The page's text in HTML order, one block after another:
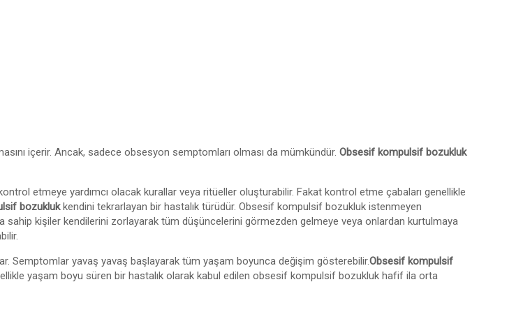
içerir. Ancak, sadece obsesyon semptomları olması da mümkündür.Obsesif kompulsif bozukluk
etmeye yardımcı olacak kurallar veya ritüeller oluşturabilir. Fakat kontrol etme çabaları genellikle
bozuklukkendini tekrarlayan bir hastalık türüdür. Obsesif kompulsif bozukluk istenmeyen
sahip kişiler kendilerini zorlayarak tüm düşüncelerini görmezden gelmeye veya onlardan kurtulmaya
Semptomlar yavaş yavaş başlayarak tüm yaşam boyunca değişim gösterebilir.Obsesif kompulsif
yaşam boyu süren bir hastalık olarak kabul edilen obsesif kompulsif bozukluk hafif ila orta